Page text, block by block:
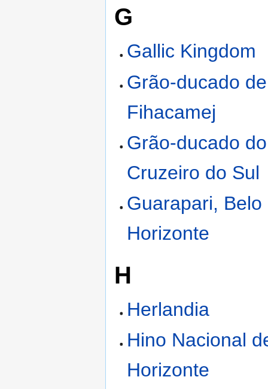
G
Gallic Kingdom
Grão-ducado de
Fihacamej
Grão-ducado do
Cruzeiro do Sul
Guarapari, Belo
Horizonte
H
Herlandia
Hino Nacional
Horizonte